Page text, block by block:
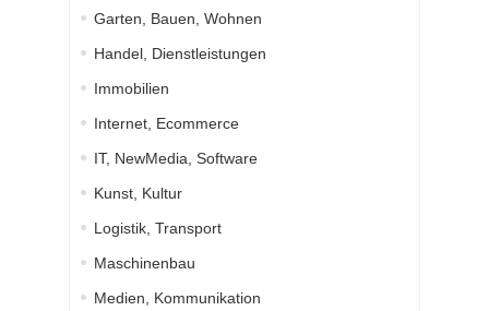
Garten, Bauen, Wohnen
Handel, Dienstleistungen
Immobilien
Internet, Ecommerce
IT, NewMedia, Software
Kunst, Kultur
Logistik, Transport
Maschinenbau
Medien, Kommunikation